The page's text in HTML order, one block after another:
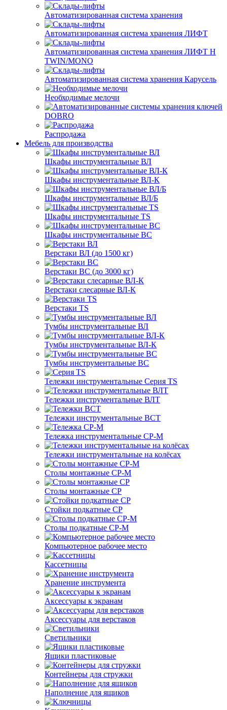
Автоматизированная система хранения
Автоматизированная система хранения ЛИФТ
Автоматизированная система хранения ЛИФТ H
TWIN/MONO
Автоматизированная система хранения Карусель
Необходимые мелочи
DOBRO
Распродажа
Мебель для производства
Шкафы инструментальные ВЛ
Шкафы инструментальные ВЛ-К
Шкафы инструментальные ВЛ/Б
Шкафы инструментальные TS
Шкафы инструментальные ВС
Верстаки ВЛ (до 1500 кг)
Верстаки ВС (до 3000 кг)
Верстаки слесарные ВЛ-К
Верстаки TS
Тумбы инструментальные ВЛ
Тумбы инструментальные ВЛ-К
Тумбы инструментальные ВС
Тележки инструментальные Серия TS
Тележки инструментальные ВЛТ
Тележки инструментальные ВСТ
Тележка инструментальные СР-М
Тележки инструментальные на колёсах
Столы монтажные СР-М
Столы монтажные СР
Стойки подкатные СР
Столы подкатные СР-М
Компьютерное рабочее место
Кассетницы
Хранение инструмента
Аксессуары к экранам
Аксессуары для верстаков
Светильники
Ящики пластиковые
Контейнеры для стружки
Наполнение для ящиков